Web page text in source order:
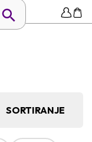
SORTIRANJE